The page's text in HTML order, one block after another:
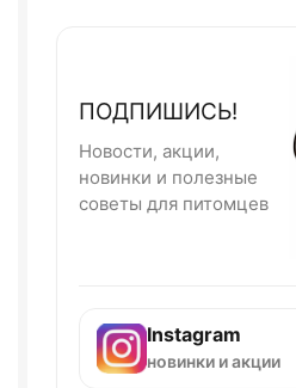
ПОДПИШИСЬ!
Новости, акции,
новинки и полезные
советы для питомцев
Instagram
новинки и акции